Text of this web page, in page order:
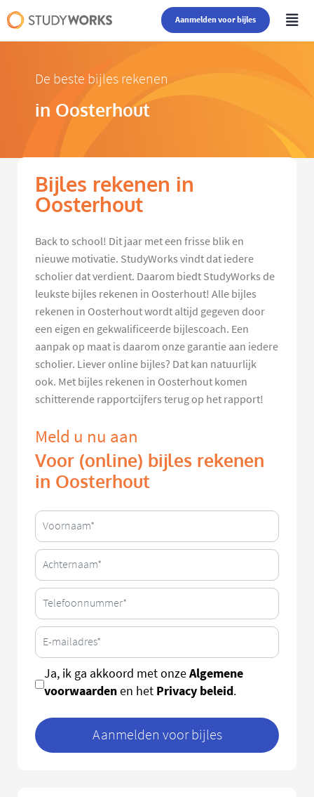
Aanmelden voor bijles
De beste bijles rekenen
in Oosterhout
Bijles rekenen in
Oosterhout
Back to school! Dit jaar met een frisse blik en
nieuwe motivatie. StudyWorks vindt dat iedere
scholier dat verdient. Daarom biedt StudyWorks de
leukste bijles rekenen in Oosterhout! Alle bijles
rekenen in Oosterhout wordt altijd gegeven door
een eigen en gekwalificeerde bijlescoach. Een
aanpak op maat is daarom onze garantie aan iedere
scholier. Liever online bijles? Dat kan natuurlijk
ook. Met bijles rekenen in Oosterhout komen
schitterende rapportcijfers terug op het rapport!
Meld u nu aan
Voor (online) bijles rekenen
in Oosterhout
Ja, ik ga akkoord met onzeAlgemene
voorwaardenen het Privacy beleid.
Aanmelden voor bijles